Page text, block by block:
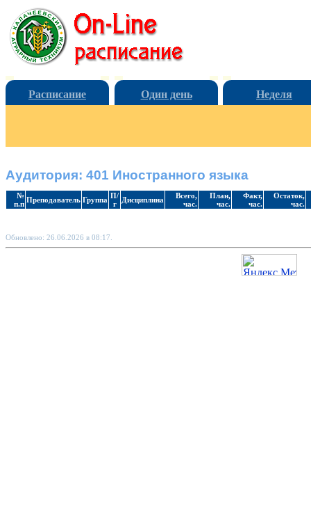
Расписание Один день Неделя
Аудитория: 401 Иностранного языка
№
п.п Преподаватель Группа П/
г
Дисциплина
Всего,
час.
План,
час.
Факт,
час.
Остаток,
час.
Обновлено: 26.06.2026 в 08:17.